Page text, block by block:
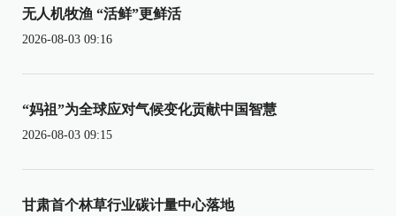
无人机牧渔 “活鲜”更鲜活
2026-08-03 09:16
“妈祖”为全球应对气候变化贡献中国智慧
2026-08-03 09:15
甘肃首个林草行业碳计量中心落地